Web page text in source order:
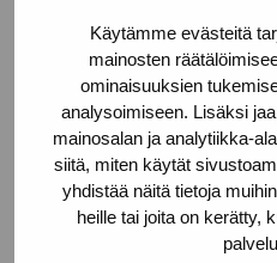
Käytämme evästeitä
mainosten
ominaisuuksien
analysoimiseen. Lisäksi
mainosalan ja analytiikka-
siitä, miten käytät
yhdistää näitä tietoja
heille tai joita on kerätty,
Kontakta oss